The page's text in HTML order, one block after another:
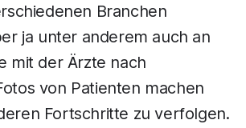
Branchen
ja unter anderem auch an
mit der Ärzte nach
von Patienten machen
Fortschritte zu verfolgen.